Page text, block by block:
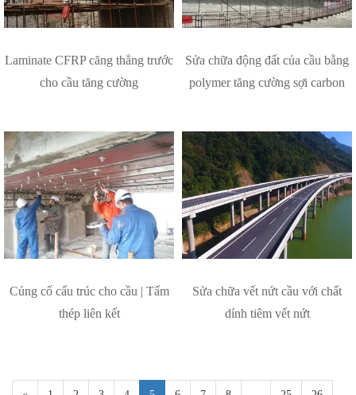
Laminate CFRP căng thẳng trước
cho cầu tăng cường
Sửa chữa động đất của cầu bằng
polymer tăng cường sợi carbon
Củng cố cấu trúc cho cầu | Tấm
thép liên kết
Sửa chữa vết nứt cầu với chất
dính tiêm vết nứt